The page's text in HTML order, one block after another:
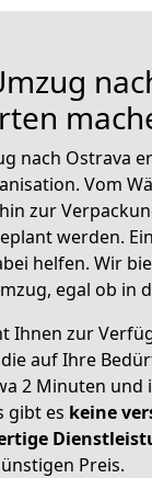
nach Ostrava
Vom
zur
werden.
helfen. Wir
egal ob in
Ihnen zur
auf Ihre
2 Minuten und
gibt es keine
Preis.